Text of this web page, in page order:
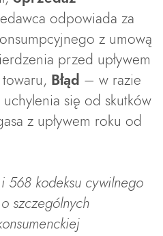
odpowiada za
z umową
przed upływem
Błąd – w razie
się od skutków
z upływem roku od
kodeksu cywilnego
szczególnych